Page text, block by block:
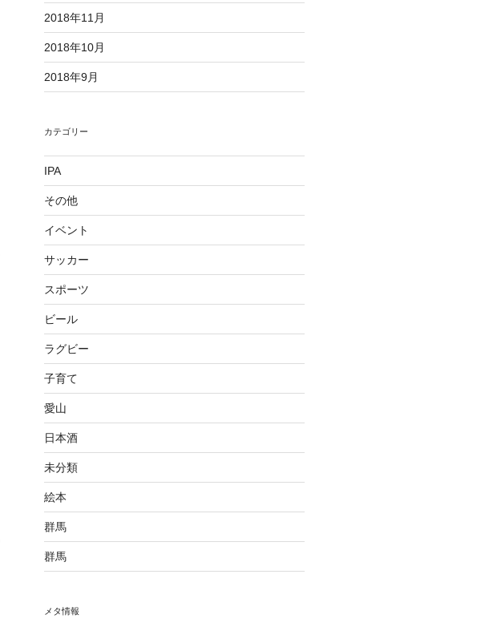
2018年11月
2018年10月
2018年9月
カテゴリー
IPA
その他
イベント
サッカー
スポーツ
ビール
ラグビー
子育て
愛山
日本酒
未分類
絵本
群馬
群馬
メタ情報